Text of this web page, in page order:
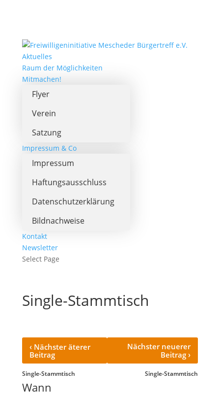
Aktuelles
Raum der Möglichkeiten
Mitmachen!
Flyer
Verein
Satzung
Impressum & Co
Impressum
Haftungsausschluss
Datenschutzerklärung
Bildnachweise
Kontakt
Newsletter
Select Page
Single-Stammtisch
‹Nächster äterer
Beitrag
Single-Stammtisch
Nächster neuerer
Beitrag›
Single-Stammtisch
Wann